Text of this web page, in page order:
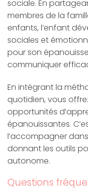
sociale. En
membres de la
enfants, l’enfant
sociales et
pour son
communiquer
En intégrant la
quotidien, vous
opportunités
épanouissantes.
l’accompagner
donnant les outils
autonome.
Questions